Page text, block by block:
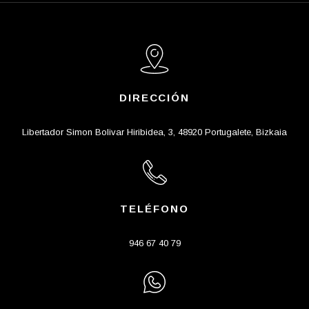
DIRECCIÓN
Libertador Simon Bolivar Hiribidea, 3, 48920 Portugalete, Bizkaia
TELÉFONO
946 67 40 79